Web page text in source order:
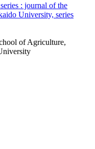
: journal of the
University, series
of Agriculture,